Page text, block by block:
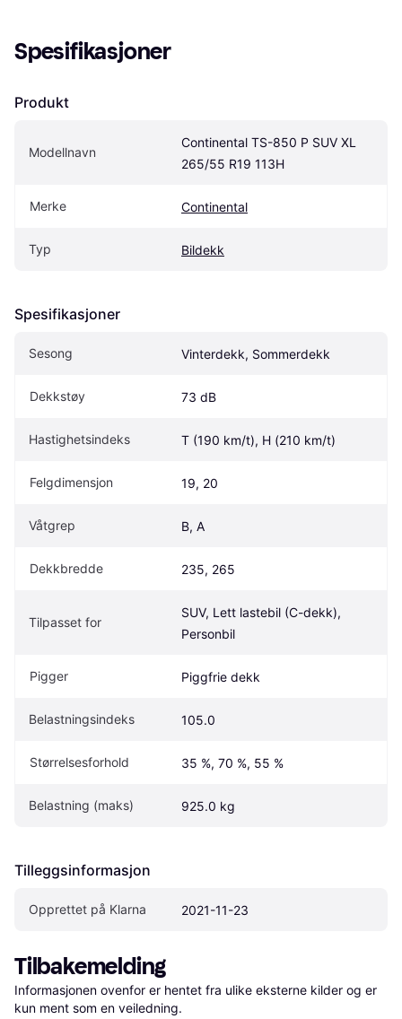
Spesifikasjoner
Produkt
Modellnavn
Continental TS-850 P SUV XL
265/55 R19 113H
Merke Continental
Typ Bildekk
Spesifikasjoner
Sesong Vinterdekk, Sommerdekk
Dekkstøy 73 dB
Hastighetsindeks T (190 km/t), H (210 km/t)
Felgdimensjon 19, 20
Våtgrep B, A
Dekkbredde 235, 265
Tilpasset for
SUV, Lett lastebil (C-dekk),
Personbil
Pigger Piggfrie dekk
Belastningsindeks 105.0
Størrelsesforhold 35 %, 70 %, 55 %
Belastning (maks) 925.0 kg
Tilleggsinformasjon
Opprettet på Klarna 2021-11-23
Tilbakemelding
Informasjonen ovenfor er hentet fra ulike eksterne kilder og er
kun ment som en veiledning.